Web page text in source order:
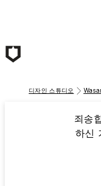
디자인 스튜디오
죄송
하신